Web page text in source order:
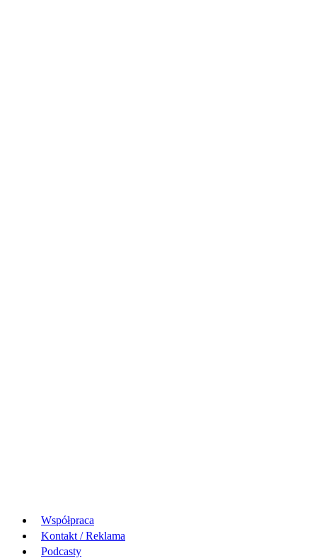
Współpraca
Kontakt / Reklama
Podcasty